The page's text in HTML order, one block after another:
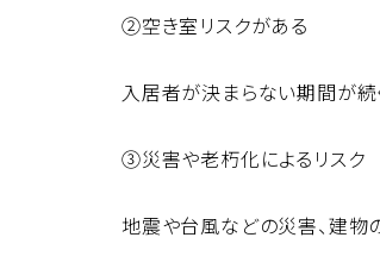
②空き室リスクがある
入居者が決まらない期間が続
③災害や老朽化によるリスク
地震や台風などの災害、建物